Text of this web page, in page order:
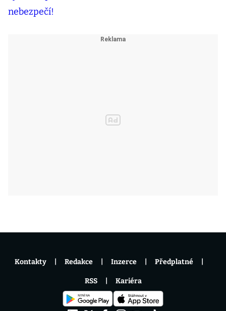
Kontakty Redakce Inzerce Předplatné
RSS Kariéra